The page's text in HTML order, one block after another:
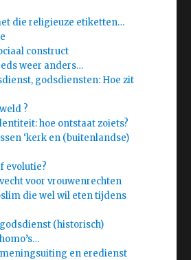
die religieuze etiketten…
construct
weer anders…
godsdiensten: Hoe zit
?
hoe ontstaat zoiets?
‘kerk en (buitenlandse)
evolutie?
voor vrouwenrechten
die wel wil eten tijdens
(historisch)
en eredienst